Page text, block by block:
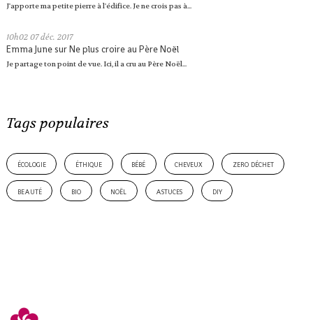
J'apporte ma petite pierre à l'édifice. Je ne crois pas à...
10h02 07 déc. 2017
Emma JunesurNe plus croire au Père Noël
Je partage ton point de vue. Ici, il a cru au Père Noël...
Tags populaires
écologie éthique bébé cheveux zero déchet
beauté bio noël astuces diy